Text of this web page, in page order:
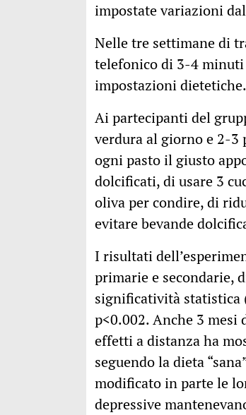
impostate variazioni
Nelle tre settimane di
telefonico di 3-4 minuti
impostazioni dietetiche.
Ai partecipanti del
verdura al giorno e 2-
ogni pasto il giusto
dolcificati, di usare 3
oliva per condire, di
evitare bevande
I risultati
primarie e secondarie,
significatività statistica
p<0.002. Anche 3 mesi
effetti a distanza ha
seguendo la dieta
modificato in parte le
depressive